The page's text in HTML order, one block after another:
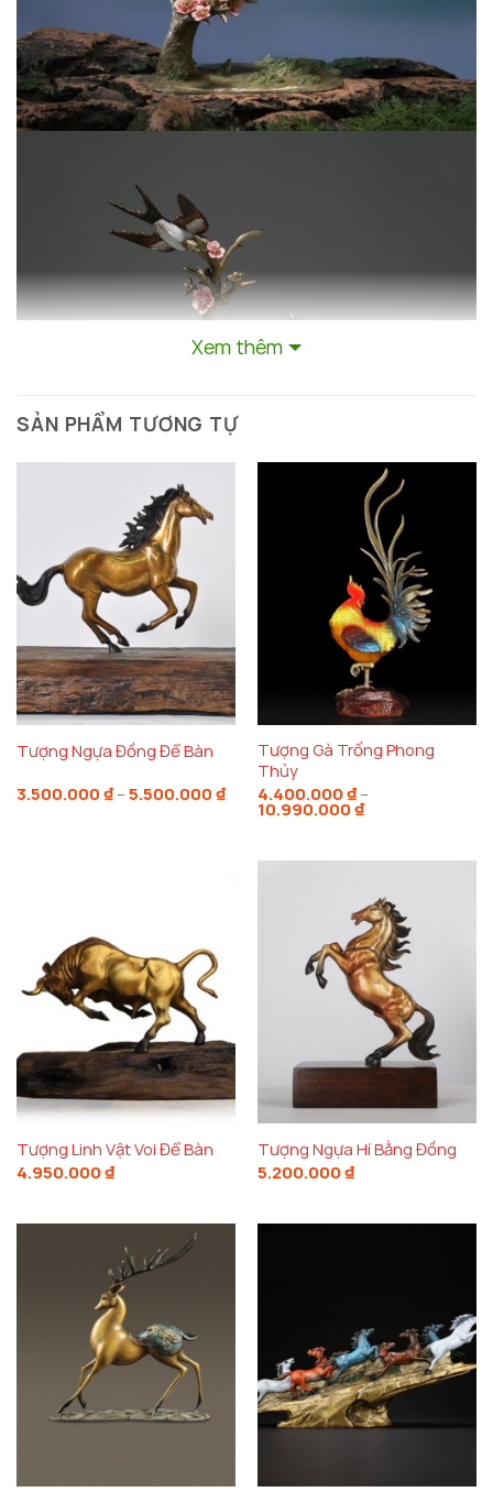
Xem thêm
SẢN PHẨM TƯƠNG TỰ
Tượng Ngựa Đồng Để Bàn
3.500.000 ₫ – 5.500.000 ₫Khoảng
giá:
Tượng Gà Trống Phong
Thủy
4.400.000 ₫ –
10.990.000 ₫Khoảng
giá:
Tượng Linh Vật Voi Để Bàn
4.950.000 ₫
Tượng Ngựa Hí Bằng Đồng
5.200.000 ₫